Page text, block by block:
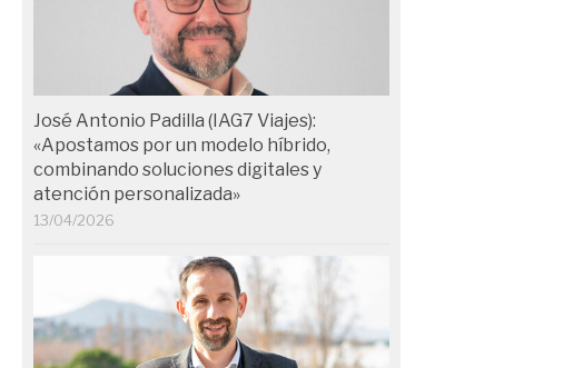
José Antonio Padilla (IAG7 Viajes):
«Apostamos por un modelo híbrido,
combinando soluciones digitales y
atención personalizada»
13/04/2026